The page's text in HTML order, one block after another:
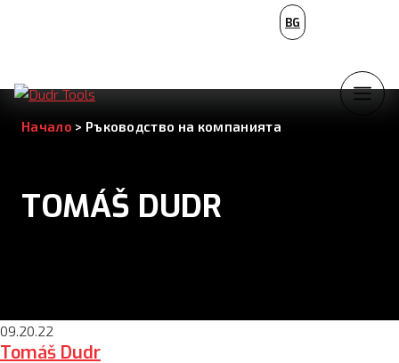
BG
Начало > Ръководство на компанията
TOMÁŠ DUDR
09.20.22
Tomáš Dudr